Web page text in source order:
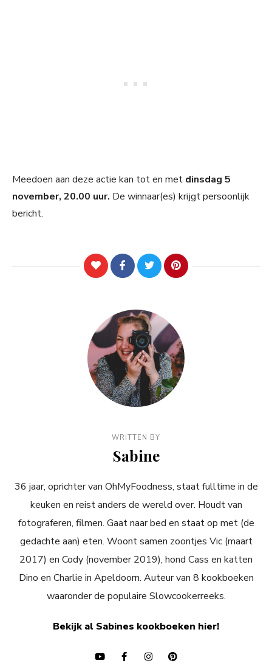
Meedoen aan deze actie kan tot en met dinsdag 5
november, 20.00 uur. De winnaar(es) krijgt persoonlijk
bericht.
WRITTEN BY
Sabine
36 jaar, oprichter van OhMyFoodness, staat fulltime in de
keuken en reist anders de wereld over. Houdt van
fotograferen, filmen. Gaat naar bed en staat op met (de
gedachte aan) eten. Woont samen zoontjes Vic (maart
2017) en Cody (november 2019), hond Cass en katten
Dino en Charlie in Apeldoorn. Auteur van 8 kookboeken
waaronder de populaire Slowcookerreeks.
Bekijk al Sabines kookboeken hier!